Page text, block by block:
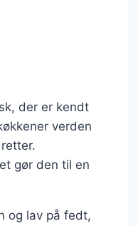
der er kendt
verden
gør den til en
og lav på fedt,